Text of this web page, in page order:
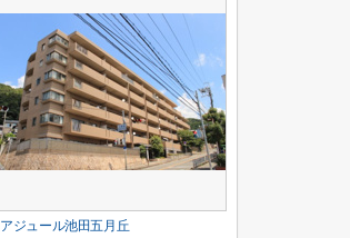
アジュール池田五月丘